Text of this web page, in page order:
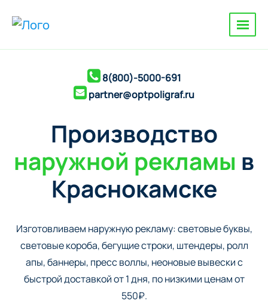
8(800)-5000-691
partner@optpoligraf.ru
Производство
наружной рекламы в
Краснокамске
Изготовливаем наружную рекламу: cветовые буквы,
cветовые короба, бегущие строки, штендеры, ролл
апы, баннеры, пресс воллы, неоновые вывески с
быстрой доставкой от 1 дня, по низкими ценам от
550₽.